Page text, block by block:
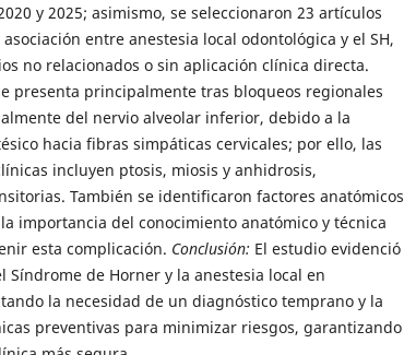
y 2025; asimismo, se seleccionaron 23 artículos
entre anestesia local odontológica y el SH,
no relacionados o sin aplicación clínica directa.
presenta principalmente tras bloqueos regionales
del nervio alveolar inferior, debido a la
hacia fibras simpáticas cervicales; por ello, las
incluyen ptosis, miosis y anhidrosis,
También se identificaron factores anatómicos
importancia del conocimiento anatómico y técnica
esta complicación. Conclusión: El estudio evidenció
Síndrome de Horner y la anestesia local en
la necesidad de un diagnóstico temprano y la
preventivas para minimizar riesgos, garantizando